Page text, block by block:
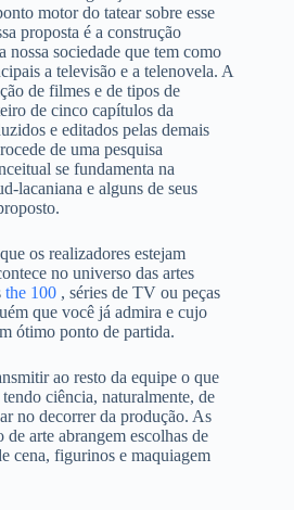
motor do tatear sobre esse
proposta é a construção
nossa sociedade que tem como
a televisão e a telenovela. A
de filmes e de tipos de
de cinco capítulos da
e editados pelas demais
de uma pesquisa
se fundamenta na
lacaniana e alguns de seus
os realizadores estejam
no universo das artes
the 100 , séries de TV ou peças
que você já admira e cujo
ótimo ponto de partida.
ao resto da equipe o que
ciência, naturalmente, de
no decorrer da produção. As
arte abrangem escolhas de
cena, figurinos e maquiagem